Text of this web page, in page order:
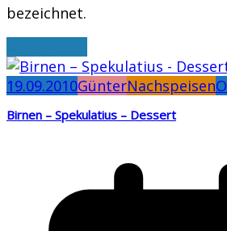
bezeichnet.
19.09.2010GünterNachspeisen
Birnen – Spekulatius – Dessert